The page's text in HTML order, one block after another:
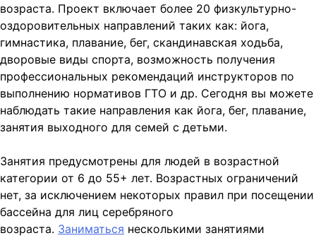
возраста. Проект включает более 20 физкультурно-
оздоровительных направлений таких как: йога,
гимнастика, плавание, бег, скандинавская ходьба,
дворовые виды спорта, возможность получения
профессиональных рекомендаций инструкторов по
выполнению нормативов ГТО и др. Сегодня вы можете
наблюдать такие направления как йога, бег, плавание,
занятия выходного для семей с детьми.
Занятия предусмотрены для людей в возрастной
категории от 6 до 55+ лет. Возрастных ограничений
нет, за исключением некоторых правил при посещении
бассейна для лиц серебряного
возраста. Заниматься несколькими занятиями